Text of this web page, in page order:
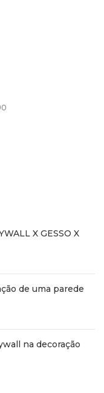
X GESSO X
de uma parede
na decoração